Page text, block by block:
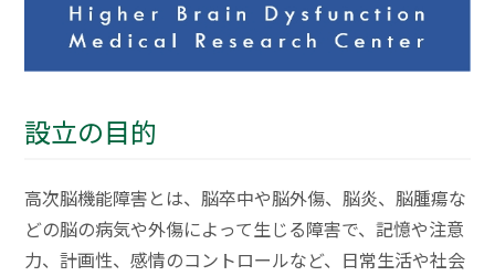
設立の目的
高次脳機能障害とは、脳卒中や脳外傷、脳炎、脳腫瘍な
どの脳の病気や外傷によって生じる障害で、記憶や注意
力、計画性、感情のコントロールなど、日常生活や社会